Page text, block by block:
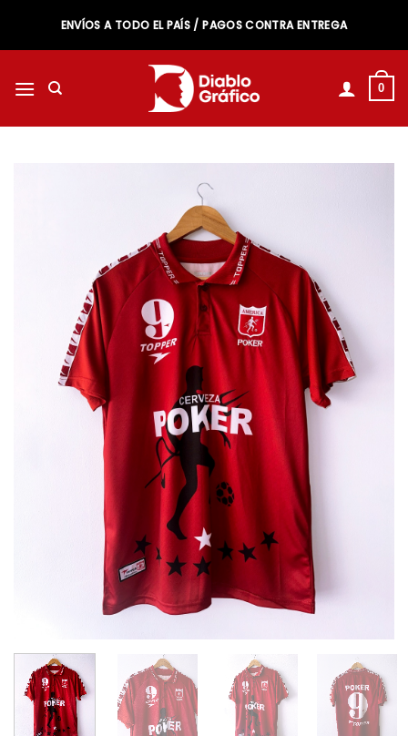
contenido
ENVÍOS A TODO EL PAÍS / PAGOS CONTRA ENTREGA
0